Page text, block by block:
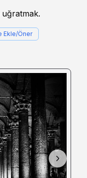
Ekle/Öner